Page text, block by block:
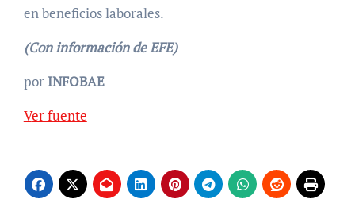
en beneficios laborales.
(Con información de EFE)
porINFOBAE
Ver fuente